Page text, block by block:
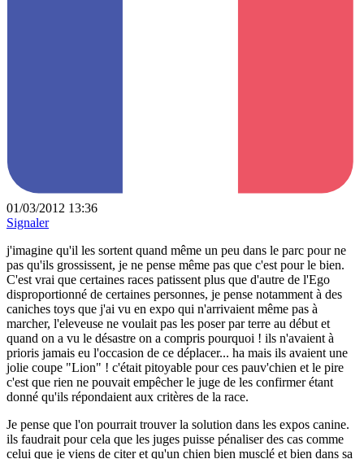
01/03/2012 13:36
Signaler
j'imagine qu'il les sortent quand même un peu dans le parc pour ne
pas qu'ils grossissent, je ne pense même pas que c'est pour le bien.
C'est vrai que certaines races patissent plus que d'autre de l'Ego
disproportionné de certaines personnes, je pense notamment à des
caniches toys que j'ai vu en expo qui n'arrivaient même pas à
marcher, l'eleveuse ne voulait pas les poser par terre au début et
quand on a vu le désastre on a compris pourquoi ! ils n'avaient à
prioris jamais eu l'occasion de ce déplacer... ha mais ils avaient une
jolie coupe "Lion" ! c'était pitoyable pour ces pauv'chien et le pire
c'est que rien ne pouvait empêcher le juge de les confirmer étant
donné qu'ils répondaient aux critères de la race.
Je pense que l'on pourrait trouver la solution dans les expos canine.
ils faudrait pour cela que les juges puisse pénaliser des cas comme
celui que je viens de citer et qu'un chien bien musclé et bien dans sa